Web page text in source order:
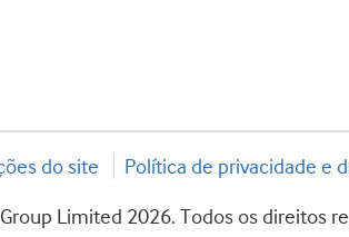
do site Política de privacidade e
Limited 2026. Todos os direitos